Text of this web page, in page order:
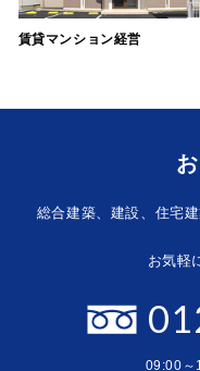
賃貸マンション経営
総合建築、建設、住宅
お気軽
09:00～